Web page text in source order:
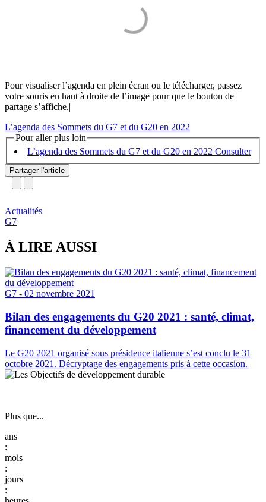
Pour visualiser l’agenda en plein écran ou le télécharger, passez
votre souris en haut à droite de l’image pour que le bouton de
partage s’affiche.|
L’agenda des Sommets du G7 et du G20 en 2022
Pour aller plus loin
L’agenda des Sommets du G7 et du G20 en 2022
Partager l'article
Actualités
G7
À LIRE AUSSI
G7 - 02 novembre 2021
Bilan des engagements du G20 2021 : santé, climat,
financement du développement
Le G20 2021 organisé sous présidence italienne s’est conclu le 31
octobre 2021. Décryptage des engagements pris à cette occasion.
Plus que...
:
:
: